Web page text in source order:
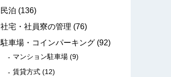
民泊 (136)
社宅・社員寮の管理 (76)
駐車場・コインパーキング (92)
マンション駐車場 (9)
賃貸方式 (12)